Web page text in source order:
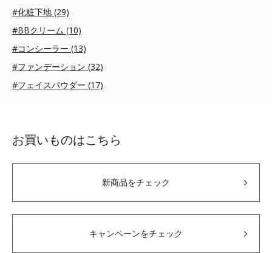
#化粧下地 (29)
#BBクリーム (10)
#コンシーラー (13)
#ファンデーション (32)
#フェイスパウダー (17)
お買いものはこちら
新商品をチェック
キャンペーンをチェック